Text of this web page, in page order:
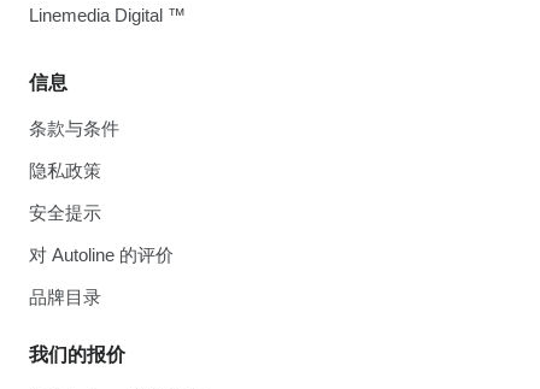
信息
条款与条件
隐私政策
安全提示
对 Autoline 的评价
品牌目录
我们的报价
Linemedia Digital ™